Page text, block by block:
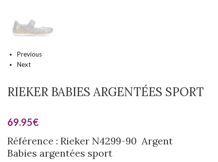
Previous
Next
RIEKER BABIES ARGENTÉES SPORT
69.95€
Référence : Rieker N4299-90 Argent
Babies argentées sport